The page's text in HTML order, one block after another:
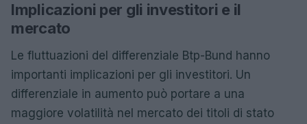
Implicazioni per gli investitori e il
mercato
Le fluttuazioni del differenziale Btp-Bund hanno
importanti implicazioni per gli investitori. Un
differenziale in aumento può portare a una
maggiore volatilità nel mercato dei titoli di stato